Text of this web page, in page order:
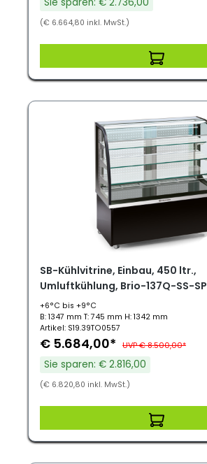
(€ 6.664,80 inkl. MwSt.)
SB-Kühlvitrine, Einbau, 450 ltr.,
Umluftkühlung, Brio-137Q-SS-SP
+6°C bis +9°C
B: 1347 mm T: 745 mm H: 1342 mm
Artikel: S19.39TO0557
€ 5.684,00* UVP € 8.500,00*
Sie sparen: € 2.816,00
(€ 6.820,80 inkl. MwSt.)